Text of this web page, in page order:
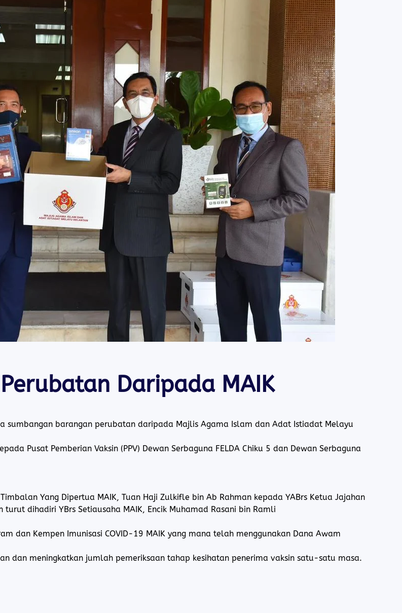
Daripada MAIK
sumbangan barangan perubatan daripada Majlis Agama Islam dan Adat Istiadat Melayu
Pusat Pemberian Vaksin (PPV) Dewan Serbaguna FELDA Chiku 5 dan Dewan Serbaguna
Yang Dipertua MAIK, Tuan Haji Zulkifle bin Ab Rahman kepada YABrs Ketua Jajahan
dihadiri YBrs Setiausaha MAIK, Encik Muhamad Rasani bin Ramli
dan Kempen Imunisasi COVID-19 MAIK yang mana telah menggunakan Dana Awam
dan meningkatkan jumlah pemeriksaan tahap kesihatan penerima vaksin satu-satu masa.